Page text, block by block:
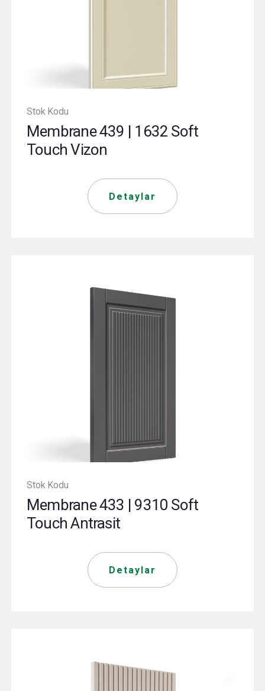
Stok Kodu
Membrane 439 | 1632 Soft
Touch Vizon
Detaylar
Stok Kodu
Membrane 433 | 9310 Soft
Touch Antrasit
Detaylar